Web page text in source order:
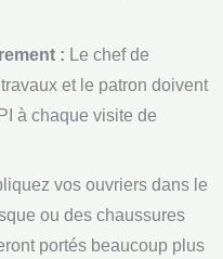
: Le chef de
et le patron doivent
à chaque visite de
vos ouvriers dans le
ou des chaussures
portés beaucoup plus